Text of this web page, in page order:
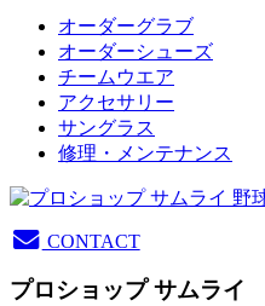
ン
オーダーグラブ
オーダーシューズ
チームウエア
アクセサリー
サングラス
修理・メンテナンス
CONTACT
プロショップ サムライ